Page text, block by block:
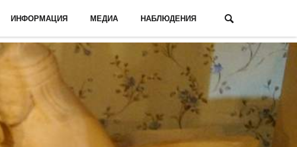
ИНФОРМАЦИЯ МЕДИА НАБЛЮДЕНИЯ